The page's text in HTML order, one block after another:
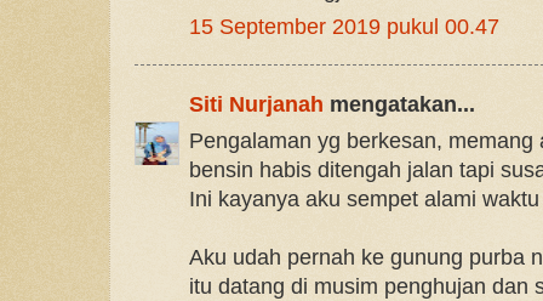
15 September 2019 pukul 00.47
Siti Nurjanah mengatakan...
Pengalaman yg berkesan,
bensin habis ditengah jalan tapi
Ini kayanya aku sempet alami
Aku udah pernah ke gunung purba
itu datang di musim penghujan dan